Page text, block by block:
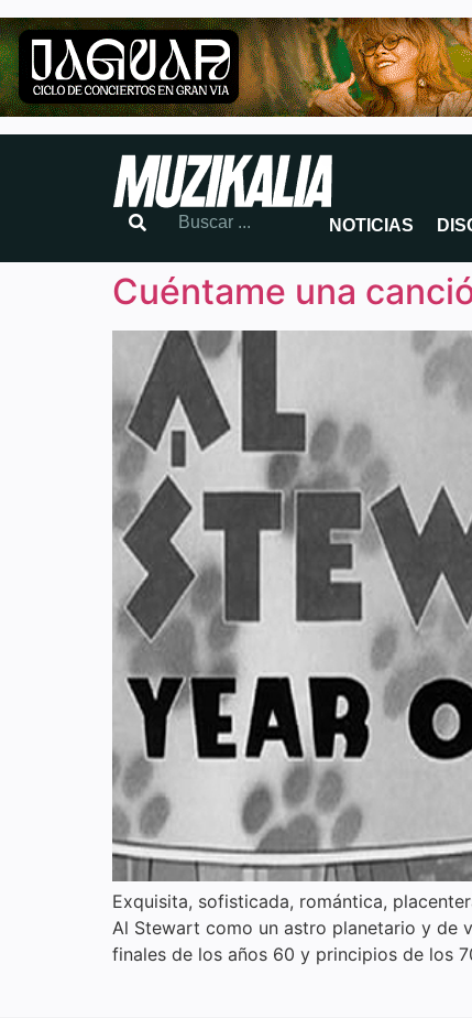
NOTICIAS
Cuéntame una
Exquisita, sofisticada, romántica,
Al Stewart como un astro planetario y de
finales de los años 60 y principios de los